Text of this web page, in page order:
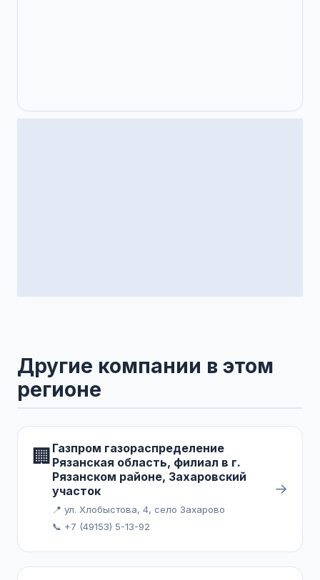
Другие компании в этом
регионе
🏢 Газпром газораспределение
Рязанская область, филиал в г.
Рязанском районе, Захаровский
участок
📍 ул. Хлобыстова, 4, село Захарово
📞 +7 (49153) 5-13-92
→